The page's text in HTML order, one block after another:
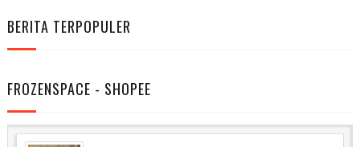
BERITA TERPOPULER
FROZENSPACE - SHOPEE